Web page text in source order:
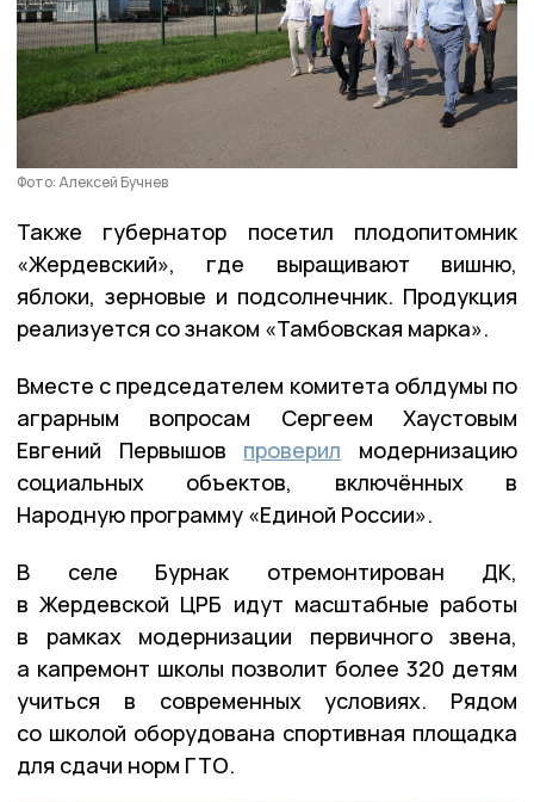
Фото: Алексей Бучнев
Также губернатор посетил плодопитомник
«Жердевский», где выращивают вишню,
яблоки, зерновые и подсолнечник. Продукция
реализуется со знаком «Тамбовская марка».
Вместе с председателем комитета облдумы по
аграрным вопросам Сергеем Хаустовым
Евгений Первышов проверил модернизацию
социальных объектов, включённых в
Народную программу «Единой России».
В селе Бурнак отремонтирован ДК,
в Жердевской ЦРБ идут масштабные работы
в рамках модернизации первичного звена,
а капремонт школы позволит более 320 детям
учиться в современных условиях. Рядом
со школой оборудована спортивная площадка
для сдачи норм ГТО.